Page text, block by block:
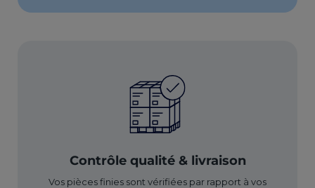
Contrôle qualité & livraison
Vos pièces finies sont vérifiées par rapport à vos